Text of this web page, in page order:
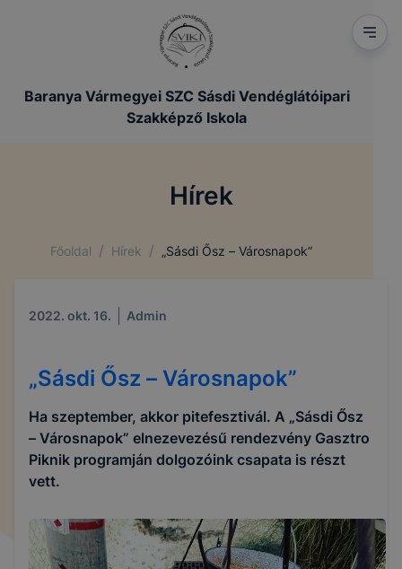
Baranya Vármegyei SZC Sásdi Vendéglátóipari
Szakképző Iskola
Hírek
Főoldal / Hírek / „Sásdi Ősz – Városnapok”
2022. okt. 16. Admin
„Sásdi Ősz – Városnapok”
Ha szeptember, akkor pitefesztivál. A „Sásdi Ősz
– Városnapok” elnezevezésű rendezvény Gasztro
Piknik programján dolgozóink csapata is részt
vett.